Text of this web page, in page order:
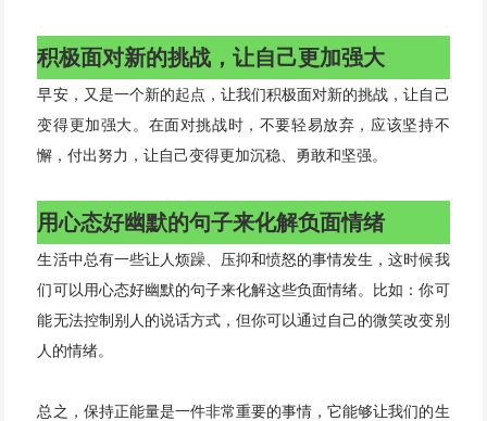
积极面对新的挑战，让自己更加强大
早安，又是一个新的起点，让我们积极面对新的挑战，让自己
变得更加强大。在面对挑战时，不要轻易放弃，应该坚持不
懈，付出努力，让自己变得更加沉稳、勇敢和坚强。
用心态好幽默的句子来化解负面情绪
生活中总有一些让人烦躁、压抑和愤怒的事情发生，这时候我
们可以用心态好幽默的句子来化解这些负面情绪。比如：你可
能无法控制别人的说话方式，但你可以通过自己的微笑改变别
人的情绪。
总之，保持正能量是一件非常重要的事情，它能够让我们的生